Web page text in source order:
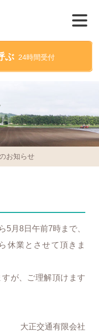
ぶ 24時間受付
お知らせ
5月8日午前7時まで、
休業とさせて頂きま
が、ご理解頂けます
大正交通有限会社